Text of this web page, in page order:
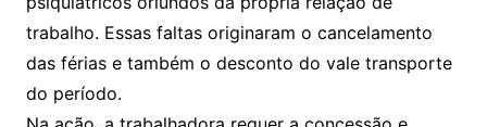
trabalho. Essas faltas originaram o cancelamento
das férias e também o desconto do vale transporte
do período.